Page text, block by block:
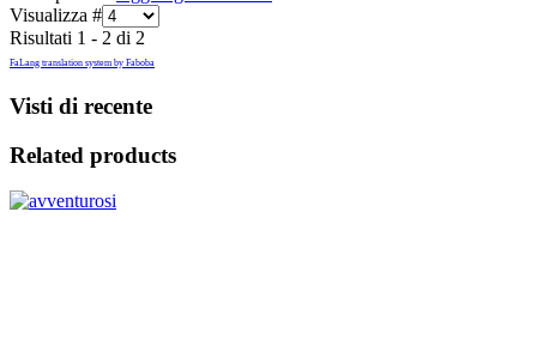
Visualizza #
Risultati 1 - 2 di 2
FaLang translation system by Faboba
Visti di recente
Related products